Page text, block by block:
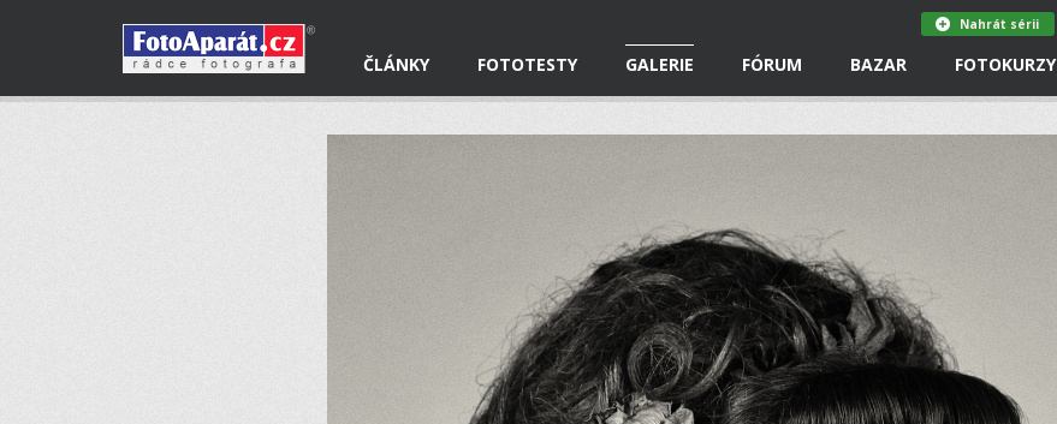
ČLÁNKY FOTOTESTY GALERIE FÓRUM BAZAR FOTOKURZY
Nahrát sérii